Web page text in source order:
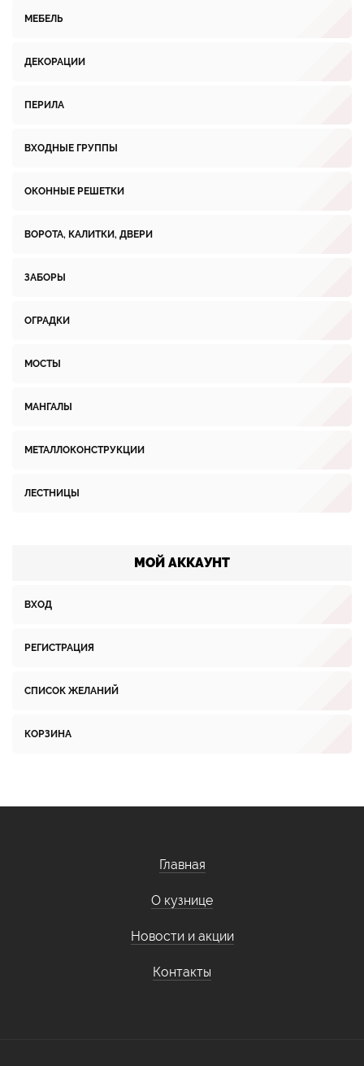
МЕБЕЛЬ
ДЕКОРАЦИИ
ПЕРИЛА
ВХОДНЫЕ ГРУППЫ
ОКОННЫЕ РЕШЕТКИ
ВОРОТА, КАЛИТКИ, ДВЕРИ
ЗАБОРЫ
ОГРАДКИ
МОСТЫ
МАНГАЛЫ
МЕТАЛЛОКОНСТРУКЦИИ
ЛЕСТНИЦЫ
МОЙ АККАУНТ
ВХОД
РЕГИСТРАЦИЯ
СПИСОК ЖЕЛАНИЙ
КОРЗИНА
Главная
О кузнице
Новости и акции
Контакты